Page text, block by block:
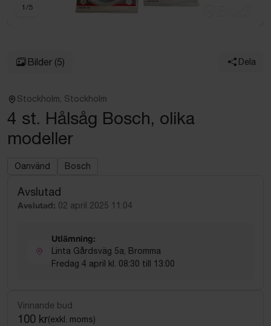
1 /5
Bilder (5) Dela
Stockholm, Stockholm
4 st. Hålsåg Bosch, olika
modeller
Oanvänd Bosch
Avslutad
Avslutad: 02 april 2025 11:04
Utlämning:
Linta Gårdsväg 5a, Bromma
Fredag 4 april kl. 08:30 till 13:00
Vinnande bud
100 kr(exkl. moms)